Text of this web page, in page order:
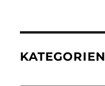
KATEGORIEN